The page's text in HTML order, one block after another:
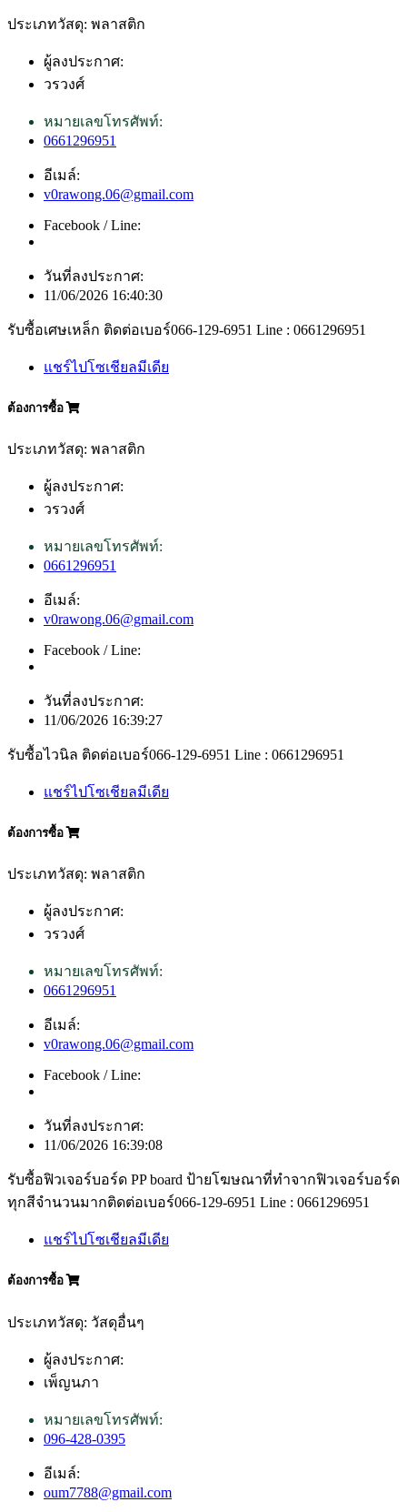
ประเภทวัสดุ: พลาสติก
ผู้ลงประกาศ:
วรวงศ์
หมายเลขโทรศัพท์:
0661296951
อีเมล์:
v0rawong.06@gmail.com
Facebook / Line:
วันที่ลงประกาศ:
11/06/2026 16:40:30
รับซื้อเศษเหล็ก ติดต่อเบอร์066-129-6951 Line : 0661296951
แชร์ไปโซเชียลมีเดีย
ต้องการซื้อ
ประเภทวัสดุ: พลาสติก
ผู้ลงประกาศ:
วรวงศ์
หมายเลขโทรศัพท์:
0661296951
อีเมล์:
v0rawong.06@gmail.com
Facebook / Line:
วันที่ลงประกาศ:
11/06/2026 16:39:27
รับซื้อไวนิล ติดต่อเบอร์066-129-6951 Line : 0661296951
แชร์ไปโซเชียลมีเดีย
ต้องการซื้อ
ประเภทวัสดุ: พลาสติก
ผู้ลงประกาศ:
วรวงศ์
หมายเลขโทรศัพท์:
0661296951
อีเมล์:
v0rawong.06@gmail.com
Facebook / Line:
วันที่ลงประกาศ:
11/06/2026 16:39:08
รับซื้อฟิวเจอร์บอร์ด PP board ป้ายโฆษณาที่ทำจากฟิวเจอร์บอร์ด
ทุกสีจำนวนมากติดต่อเบอร์066-129-6951 Line : 0661296951
แชร์ไปโซเชียลมีเดีย
ต้องการซื้อ
ประเภทวัสดุ: วัสดุอื่นๆ
ผู้ลงประกาศ:
เพ็ญนภา
หมายเลขโทรศัพท์:
096-428-0395
อีเมล์:
oum7788@gmail.com